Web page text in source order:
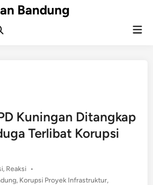
Bandung
Kuningan Ditangkap
Terlibat Korupsi
, Reaksi •
, Korupsi Proyek Infrastruktur,